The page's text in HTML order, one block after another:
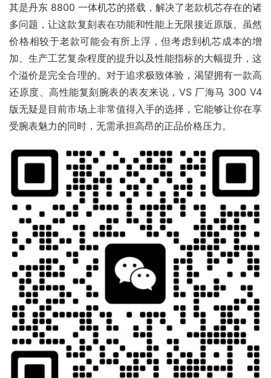
其是丹东 8800 一体机芯的搭载，解决了老款机芯存在的诸
多问题，让这款复刻表在功能和性能上无限接近原版。虽然
价格相较于老款可能会有所上浮，但考虑到机芯成本的增
加、生产工艺复杂程度的提升以及性能指标的大幅提升，这
个溢价是完全合理的。对于追求极致体验，渴望拥有一款高
还原度、高性能复刻腕表的表友来说，VS 厂海马 300 V4
版无疑是目前市场上非常值得入手的选择，它能够让你在享
受腕表魅力的同时，无需承担高昂的正品价格压力。